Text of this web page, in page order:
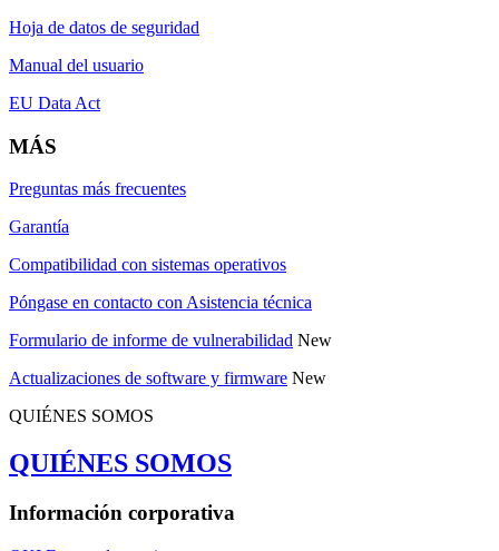
Hoja de datos de seguridad
Manual del usuario
EU Data Act
MÁS
Preguntas más frecuentes
Garantía
Compatibilidad con sistemas operativos
Póngase en contacto con Asistencia técnica
Formulario de informe de vulnerabilidad New
Actualizaciones de software y firmware New
QUIÉNES SOMOS
QUIÉNES SOMOS
Información corporativa